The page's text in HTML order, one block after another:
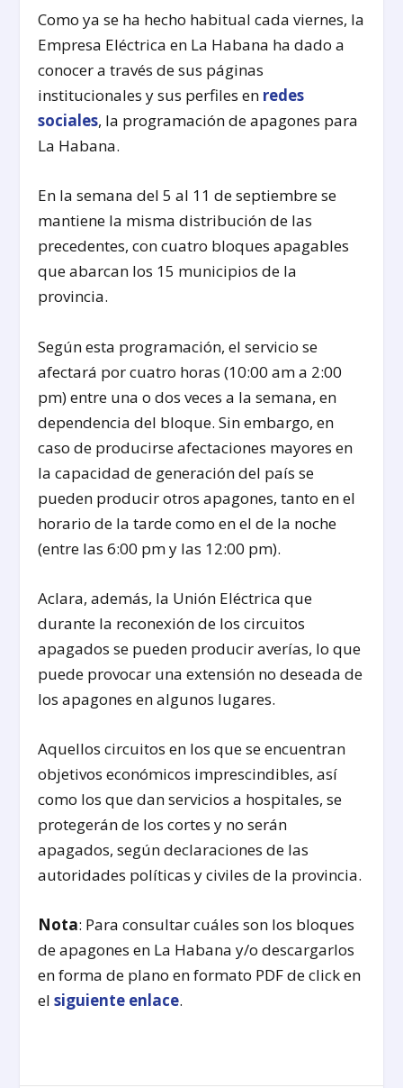
Como ya se ha hecho habitual cada viernes, la
Empresa Eléctrica en La Habana ha dado a
conocer a través de sus páginas
institucionales y sus perfiles en redes
sociales, la programación de apagones para
La Habana.
En la semana del 5 al 11 de septiembre se
mantiene la misma distribución de las
precedentes, con cuatro bloques apagables
que abarcan los 15 municipios de la
provincia.
Según esta programación, el servicio se
afectará por cuatro horas (10:00 am a 2:00
pm) entre una o dos veces a la semana, en
dependencia del bloque. Sin embargo, en
caso de producirse afectaciones mayores en
la capacidad de generación del país se
pueden producir otros apagones, tanto en el
horario de la tarde como en el de la noche
(entre las 6:00 pm y las 12:00 pm).
Aclara, además, la Unión Eléctrica que
durante la reconexión de los circuitos
apagados se pueden producir averías, lo que
puede provocar una extensión no deseada de
los apagones en algunos lugares.
Aquellos circuitos en los que se encuentran
objetivos económicos imprescindibles, así
como los que dan servicios a hospitales, se
protegerán de los cortes y no serán
apagados, según declaraciones de las
autoridades políticas y civiles de la provincia.
Nota: Para consultar cuáles son los bloques
de apagones en La Habana y/o descargarlos
en forma de plano en formato PDF de click en
elsiguiente enlace.